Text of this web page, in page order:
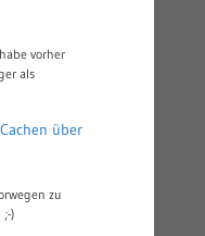
vorher
als
über
zu
)